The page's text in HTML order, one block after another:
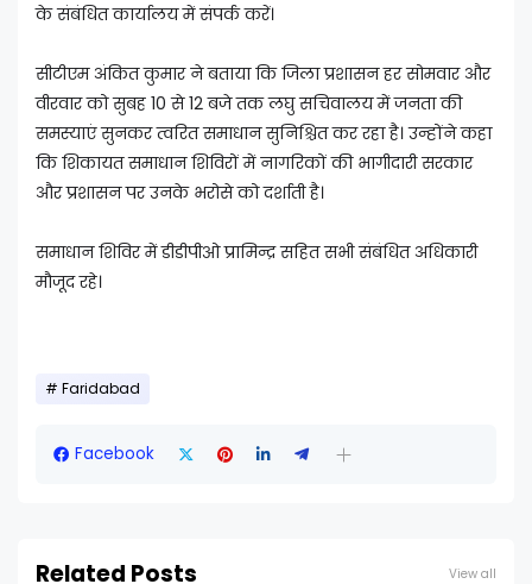
के संबंधित कार्यालय में संपर्क करें।
सीटीएम अंकित कुमार ने बताया कि जिला प्रशासन हर सोमवार और
वीरवार को सुबह 10 से 12 बजे तक लघु सचिवालय में जनता की
समस्याएं सुनकर त्वरित समाधान सुनिश्चित कर रहा है। उन्होंने कहा
कि शिकायत समाधान शिविरों में नागरिकों की भागीदारी सरकार
और प्रशासन पर उनके भरोसे को दर्शाती है।
समाधान शिविर में डीडीपीओ प्रामिन्द्र सहित सभी संबंधित अधिकारी
मौजूद रहे।
Faridabad
Facebook
Related Posts View all